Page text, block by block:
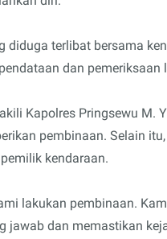
diduga terlibat bersama
dan pemeriksaan
Kapolres Pringsewu M.
pembinaan. Selain
kendaraan.
lakukan pembinaan.
jawab dan memastikan